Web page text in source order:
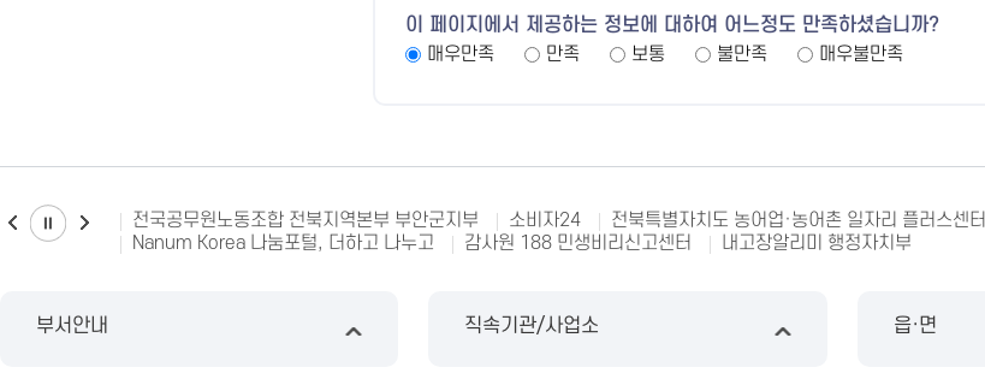
이 페이지에서 제공하는 정보에 대하여 어느정도 만족하셨습니까?
매우만족
만족 보통 불만족 매우불만족
전국공무원노동조합 전북지역본부 부안군지부 소비자24 전북특별자치도 농어업·농어촌 일자리 플러스센터
Nanum Korea 나눔포털, 더하고 나누고
감사원 188 민생비리신고센터 내고장알리미 행정자치부
부서안내 직속기관/사업소 읍·면